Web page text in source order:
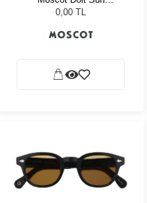
Flesh/Tortoise Cr-39 Pl
0,00 TL